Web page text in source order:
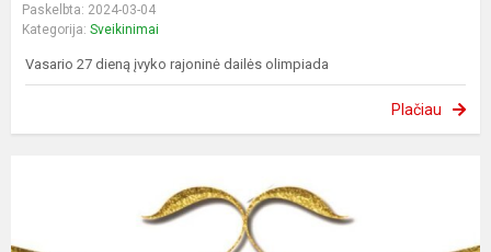
Paskelbta: 2024-03-04
Kategorija: Sveikinimai
Vasario 27 dieną įvyko rajoninė dailės olimpiada
Plačiau